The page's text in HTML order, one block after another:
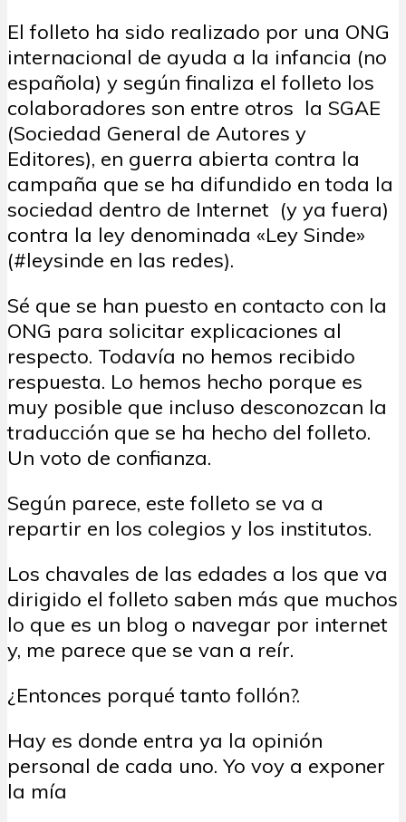
El folleto ha sido realizado por una ONG
internacional de ayuda a la infancia (no
española) y según finaliza el folleto los
colaboradores son entre otros la SGAE
(Sociedad General de Autores y
Editores), en guerra abierta contra la
campaña que se ha difundido en toda la
sociedad dentro de Internet (y ya fuera)
contra la ley denominada «Ley Sinde»
(#leysinde en las redes).
Sé que se han puesto en contacto con la
ONG para solicitar explicaciones al
respecto. Todavía no hemos recibido
respuesta. Lo hemos hecho porque es
muy posible que incluso desconozcan la
traducción que se ha hecho del folleto.
Un voto de confianza.
Según parece, este folleto se va a
repartir en los colegios y los institutos.
Los chavales de las edades a los que va
dirigido el folleto saben más que muchos
lo que es un blog o navegar por internet
y, me parece que se van a reír.
¿Entonces porqué tanto follón?.
Hay es donde entra ya la opinión
personal de cada uno. Yo voy a exponer
la mía